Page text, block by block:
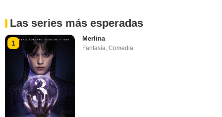
Las series más esperadas
1
Merlina
Fantasía,Comedia